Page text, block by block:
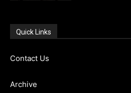
Quick Links
Contact Us
Archive